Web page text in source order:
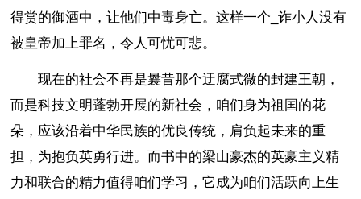
得赏的御酒中，让他们中毒身亡。这样一个_诈小人没有
被皇帝加上罪名，令人可忧可悲。
现在的社会不再是曩昔那个迂腐式微的封建王朝，
而是科技文明蓬勃开展的新社会，咱们身为祖国的花
朵，应该沿着中华民族的优良传统，肩负起未来的重
担，为抱负英勇行进。而书中的梁山豪杰的英豪主义精
力和联合的精力值得咱们学习，它成为咱们活跃向上生